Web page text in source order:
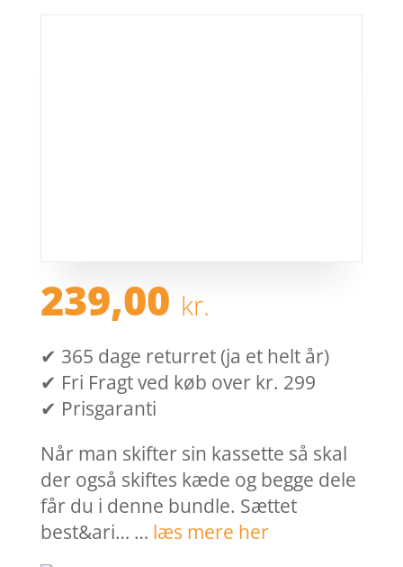
239,00 kr.
✔ 365 dage returret (ja et helt år)
✔ Fri Fragt ved køb over kr. 299
✔ Prisgaranti
Når man skifter sin kassette så skal
der også skiftes kæde og begge dele
får du i denne bundle. Sættet
best&ari… … læs mere her